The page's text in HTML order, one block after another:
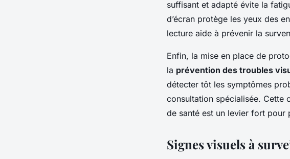
suffisant et adapté évite la
d’écran protège les yeux des
lecture aide à prévenir la
Enfin, la mise en place de
la prévention des troubles
détecter tôt les symptômes
consultation spécialisée. Cette
de santé est un levier fort pour
Signes visuels à